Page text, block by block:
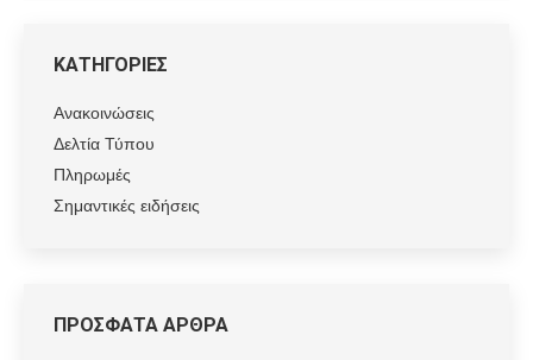
ΚΑΤΗΓΟΡΙΕΣ
Ανακοινώσεις
Δελτία Τύπου
Πληρωμές
Σημαντικές ειδήσεις
ΠΡΟΣΦΑΤΑ ΑΡΘΡΑ